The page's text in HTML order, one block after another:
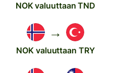
NOK valuuttaan TND
→
NOK valuuttaan TRY